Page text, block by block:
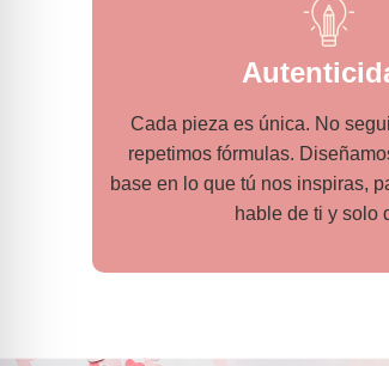
Cada pieza es única. No
repetimos fórmulas.
base en lo que tú nos inspiras,
hable de ti y solo